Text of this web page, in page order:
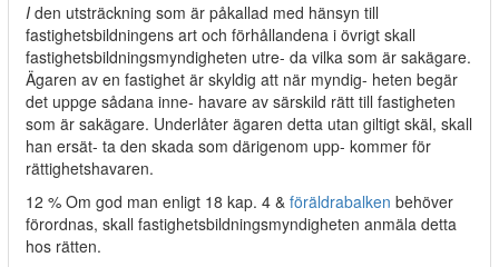
I den utsträckning som är påkallad med hänsyn till
fastighetsbildningens art och förhållandena i övrigt skall
fastighetsbildningsmyndigheten utre- da vilka som är sakägare.
Ägaren av en fastighet är skyldig att när myndig- heten begär
det uppge sådana inne- havare av särskild rätt till fastigheten
som är sakägare. Underlåter ägaren detta utan giltigt skäl, skall
han ersät- ta den skada som därigenom upp- kommer för
rättighetshavaren.
12 % Om god man enligt 18 kap. 4 & föräldrabalken behöver
förordnas, skall fastighetsbildningsmyndigheten anmäla detta
hos rätten.